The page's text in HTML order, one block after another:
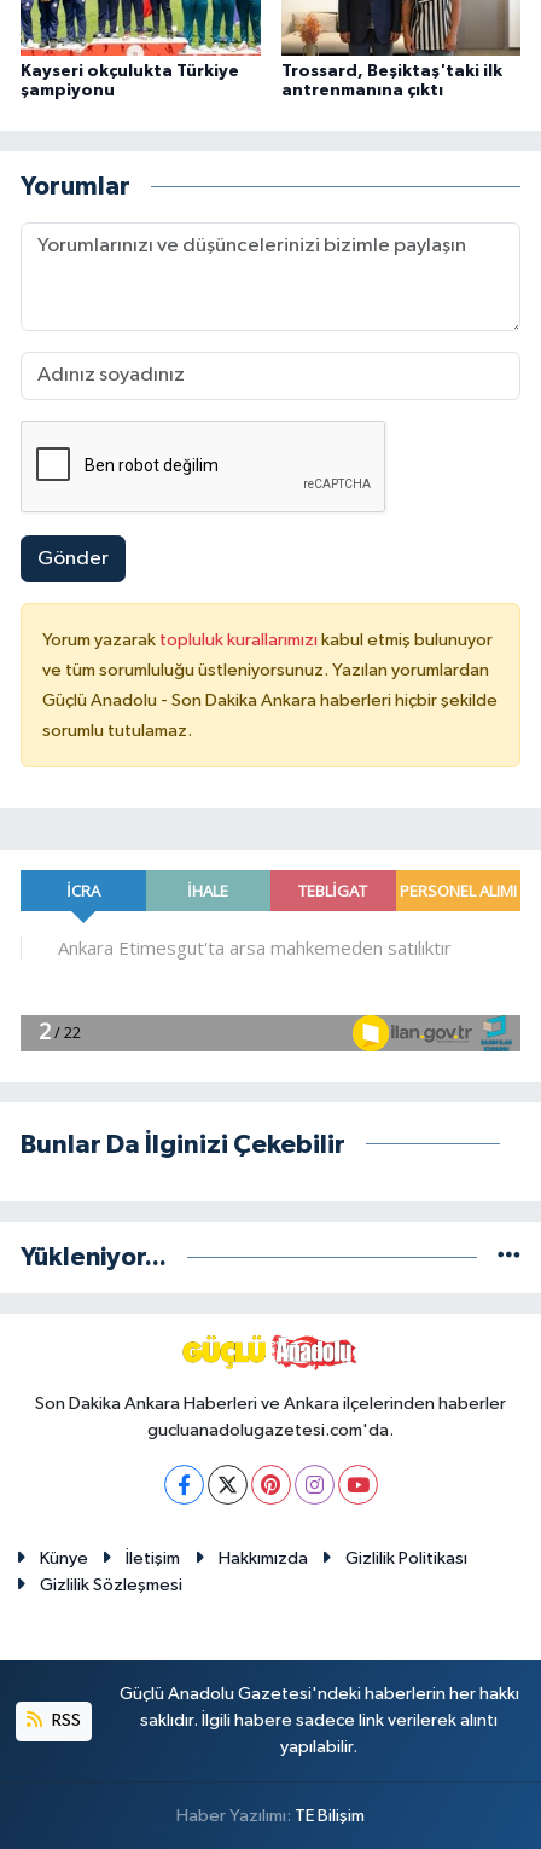
Kayseri okçulukta Türkiye
şampiyonu
Trossard, Beşiktaş'taki ilk
antrenmanına çıktı
Yorumlar
Gönder
Yorum yazarak topluluk kurallarımızı kabul etmiş bulunuyor
ve tüm sorumluluğu üstleniyorsunuz. Yazılan yorumlardan
Güçlü Anadolu - Son Dakika Ankara haberleri hiçbir şekilde
sorumlu tutulamaz.
Bunlar Da İlginizi Çekebilir
Yükleniyor...
Son Dakika Ankara Haberleri ve Ankara ilçelerinden haberler
gucluanadolugazetesi.com'da.
Künye İletişim Hakkımızda
Gizlilik Politikası
Gizlilik Sözleşmesi
RSS
Güçlü Anadolu Gazetesi'ndeki haberlerin her hakkı
saklıdır. İlgili habere sadece link verilerek alıntı
yapılabilir.
Haber Yazılımı: TE Bilişim